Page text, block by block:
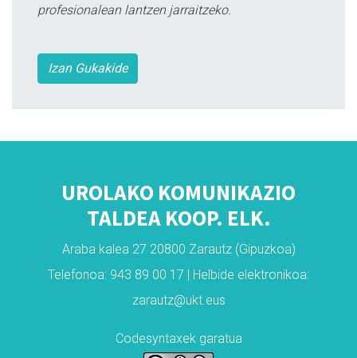
profesionalean lantzen jarraitzeko.
Izan Gukakide
UROLAKO KOMUNIKAZIO
TALDEA KOOP. ELK.
Araba kalea 27 20800 Zarautz (Gipuzkoa)
Telefonoa: 943 89 00 17 | Helbide elektronikoa:
zarautz@ukt.eus
Codesyntaxek garatua